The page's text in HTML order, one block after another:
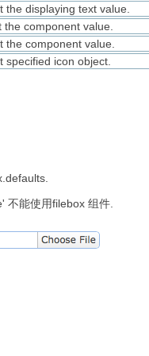
The width of the component.
the displaying text value.
the component value.
the component value.
specified icon object.
不能使用filebox 组件.